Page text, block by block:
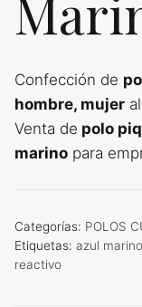
Confección de
hombre, mujer
Venta de polo
marino para
Categorías: POLOS
Etiquetas: azul marino
reactivo